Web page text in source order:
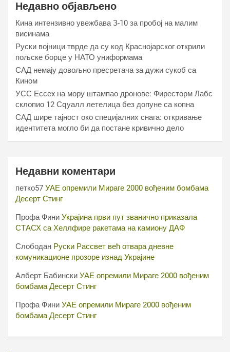
Недавно објављено
Кина интензивно увежбава З-10 за пробој на малим
висинама
Руски војници тврде да су код Краснојарског открили
пољске борце у НАТО униформама
САД немају довољно пресретача за дужи сукоб са
Кином
УСС Ессеx на мору штампао дронове: Фиресторм Лабс
склопио 12 Сqуалл летелица без допуне са копна
САД шире тајност око специјалних снага: откривање
идентитета могло би да постане кривично дело
Недавни коментари
петко57 УАЕ опремили Мираге 2000 вођеним бомбама
Десерт Стинг
Профа Фини Украјина први пут званично приказала
СТАСХ са Хеллфире ракетама на камиону ДАФ
Слободан Руски Рассвет већ отвара дневне
комуникационе прозоре изнад Украјине
Алберт Бабински УАЕ опремили Мираге 2000 вођеним
бомбама Десерт Стинг
Профа Фини УАЕ опремили Мираге 2000 вођеним
бомбама Десерт Стинг